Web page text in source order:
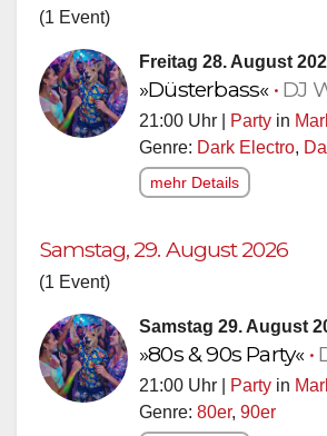
(1 Event)
Freitag 28. August
»Düsterbass« • DJ
21:00 Uhr | Party in
Genre: Dark Electro,
mehr Details
Samstag, 29. August 2026
(1 Event)
Samstag 29. August
»80s & 90s Party« •
21:00 Uhr | Party in
Genre: 80er, 90er